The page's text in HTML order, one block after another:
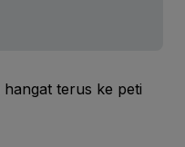
terus ke peti